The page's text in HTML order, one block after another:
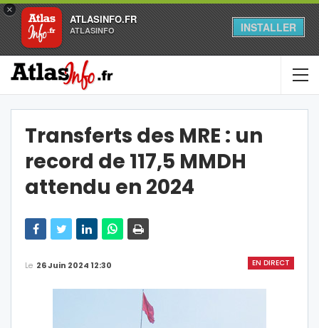
×
ATLASINFO.FR
ATLASINFO INSTALLER
Transferts des MRE : un
record de 117,5 MMDH
attendu en 2024
EN DIRECT
Le 26 Juin 2024 12:30